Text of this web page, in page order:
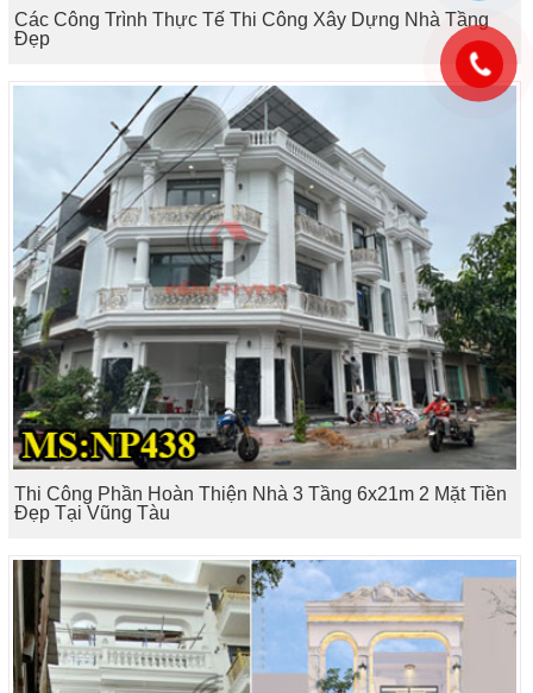
Các Công Trình Thực Tế Thi Công Xây Dựng Nhà Tầng
Đẹp
Thi Công Phần Hoàn Thiện Nhà 3 Tầng 6x21m 2 Mặt Tiền
Đẹp Tại Vũng Tàu